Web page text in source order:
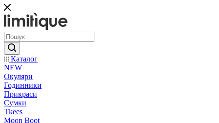
Каталог
NEW
Окуляри
Годинники
Прикраси
Сумки
Tkees
Moon Boot